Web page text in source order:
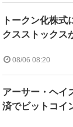
トークン化株式
クスストックス
08/06 08:20
アーサー・ヘイ
済でビットコイ